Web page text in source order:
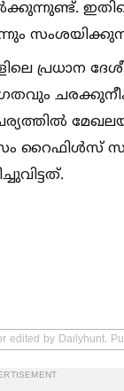
പ്രധാന
റൈഫിള്‍സ്
edited by Dailyhunt.